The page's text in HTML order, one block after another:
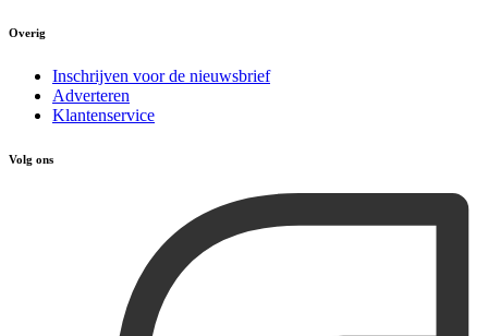
Overig
Inschrijven voor de nieuwsbrief
Adverteren
Klantenservice
Volg ons